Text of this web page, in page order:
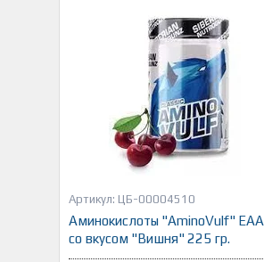
ЦБ-00004510
Аминокислоты "AminoVulf" ЕАА
со вкусом "Вишня" 225 гр.